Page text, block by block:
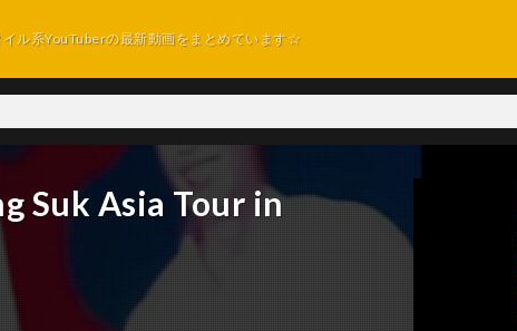
イル系YouTuberの最新動画をまとめています☆
Suk Asia Tour in